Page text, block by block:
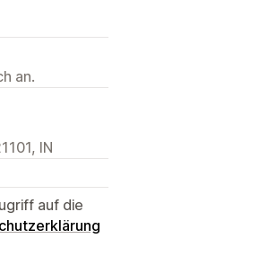
an.
IN
auf die